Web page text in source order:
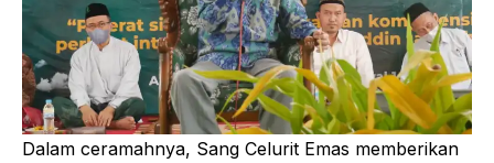
Dalam ceramahnya, Sang Celurit Emas memberikan